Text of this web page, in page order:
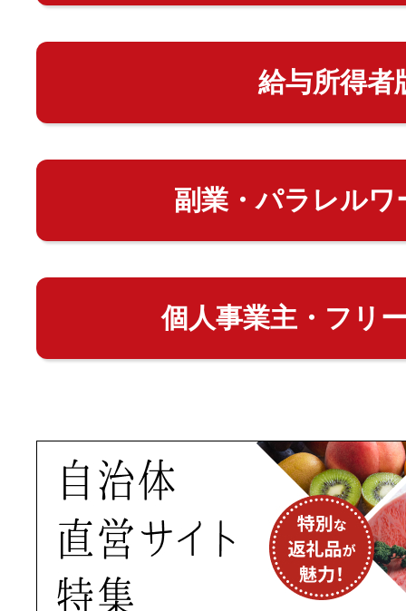
給与所得者
副業・パラレルワ
個人事業主・フリ